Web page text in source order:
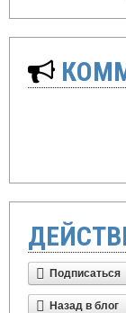
Подписаться
Назад в блог